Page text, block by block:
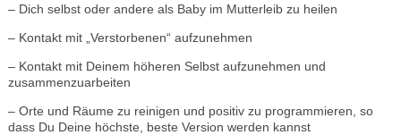
– Dich selbst oder andere als Baby im Mutterleib zu heilen
– Kontakt mit „Verstorbenen“ aufzunehmen
– Kontakt mit Deinem höheren Selbst aufzunehmen und
zusammenzuarbeiten
– Orte und Räume zu reinigen und positiv zu programmieren, so
dass Du Deine höchste, beste Version werden kannst